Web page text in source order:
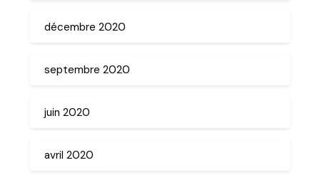
décembre 2020
septembre 2020
juin 2020
avril 2020